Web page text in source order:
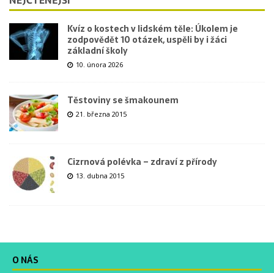
Kvíz o kostech v lidském těle: Úkolem je
zodpovědět 10 otázek, uspěli by i žáci
základní školy
10. února 2026
Těstoviny se šmakounem
21. března 2015
Cizrnová polévka – zdraví z přírody
13. dubna 2015
O NÁS